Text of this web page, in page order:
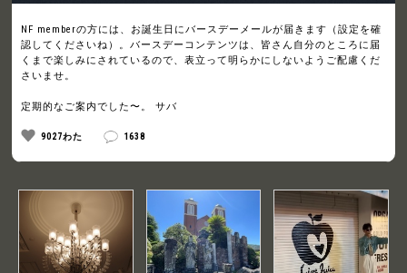
NF memberの方には、お誕生日にバースデーメールが届きます（設定を確
認してくださいね）。バースデーコンテンツは、皆さん自分のところに届
くまで楽しみにされているので、表立って明らかにしないようご配慮くだ
さいませ。
定期的なご案内でした〜。 サバ
9027わた 1638